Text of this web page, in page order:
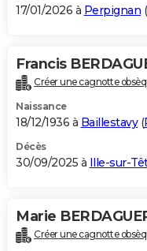
BONS PLANS
Carte de Noël
Carte Bonne année
Carte Saint-Valentin
Carte Pâques
Carte d'anniversaire
DICTIONNAIRE
Dictionnaire
Biographies
Citations
Expressions
Proverbes
PROGRAMME TV
S'inscrire
Se connecter
Lycées
Collèges
Primaires
Universités
Entreprises
Service militaire
Avis de recherche
AVIS DE DÉCÈS
Bricolage
Lifestyle
Culture
Sport
Auto
Television
Voyage
Cinema
17/01/2026 à Perpignan (
Francis
Créer une cagnotte
Naissance
18/12/1936 à Baillestavy(
Décès
30/09/2025 à Ille-sur-
Marie
Créer une cagnotte